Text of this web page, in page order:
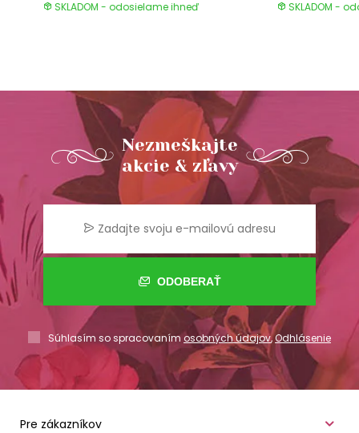
SKLADOM - odosielame ihneď SKLADOM -
Nezmeškajte
akcie & zľavy
ODOBERAŤ
Súhlasím so spracovaním osobných údajov,Odhlásenie
Pre zákazníkov